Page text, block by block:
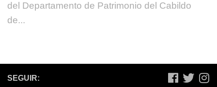
del Departamento de Patrimonio del Cabildo
de...
SEGUIR: